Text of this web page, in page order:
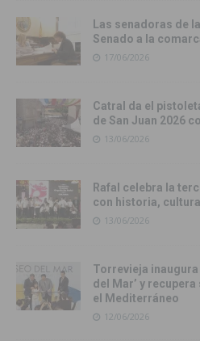
Las senadoras de
Senado a la
17/06/2026
Catral da el
de San Juan 2026
13/06/2026
Rafal celebra la
con historia,
13/06/2026
Torrevieja inaugura
del Mar’ y
el Mediterráneo
12/06/2026